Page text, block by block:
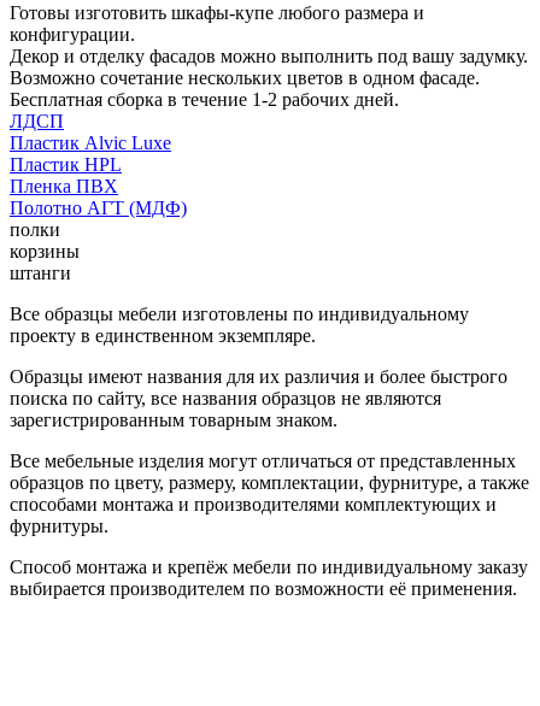
Готовы изготовить шкафы-купе любого размера и
конфигурации.
Декор и отделку фасадов можно выполнить под вашу задумку.
Возможно сочетание нескольких цветов в одном фасаде.
Бесплатная сборка в течение 1-2 рабочих дней.
ЛДСП
Пластик Alvic Luxe
Пластик HPL
Пленка ПВХ
Полотно АГТ (МДФ)
полки
корзины
штанги
Все образцы мебели изготовлены по индивидуальному
проекту в единственном экземпляре.
Образцы имеют названия для их различия и более быстрого
поиска по сайту, все названия образцов не являются
зарегистрированным товарным знаком.
Все мебельные изделия могут отличаться от представленных
образцов по цвету, размеру, комплектации, фурнитуре, а также
способами монтажа и производителями комплектующих и
фурнитуры.
Способ монтажа и крепёж мебели по индивидуальному заказу
выбирается производителем по возможности её применения.